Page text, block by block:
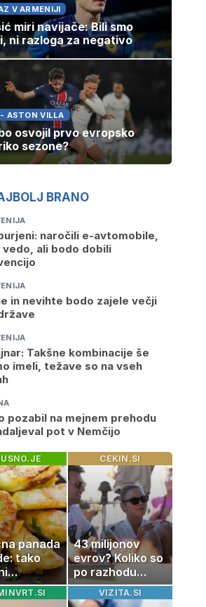
V ARMENIJI
miri navijače: Bili smo
ni razloga za negativo
ASTON VILLA
osvojil prvo evropsko
sezone?
BRANO
naročili e-avtomobile,
vedo, ali bodo dobili
in nevihte bodo zajele večji
Takšne kombinacije še
imeli, težave so na vseh
pozabil na mejnem prehodu
pot v Nemčijo
panada
tako
ocvrte
CEKIN.SI
43 milijonov
evrov? Koliko so
po razhodu
zahtevale ali
prejele
VIZITA.SI